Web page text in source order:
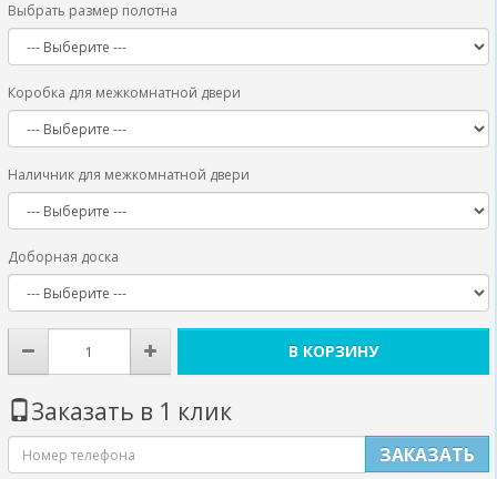
Выбрать размер полотна
Коробка для межкомнатной двери
Наличник для межкомнатной двери
Доборная доска
В КОРЗИНУ
Заказать в 1 клик
ЗАКАЗАТЬ